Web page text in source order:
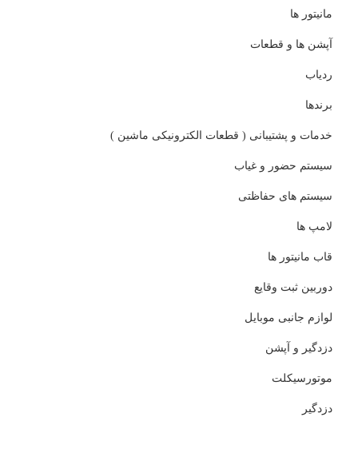
مانیتور ها
آپشن ها و قطعات
ردیاب
برندها
خدمات و پشتیبانی ( قطعات الکترونیکی ماشین )
سیستم حضور و غیاب
سیستم های حفاظتی
لامپ ها
قاب مانیتور ها
دوربین ثبت وقایع
لوازم جانبی موبایل
دزدگیر و آپشن
موتورسیکلت
دزدگیر